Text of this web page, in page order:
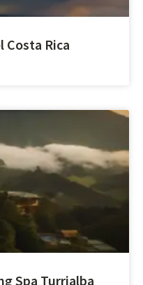
Costa Rica
Spa Turrialba